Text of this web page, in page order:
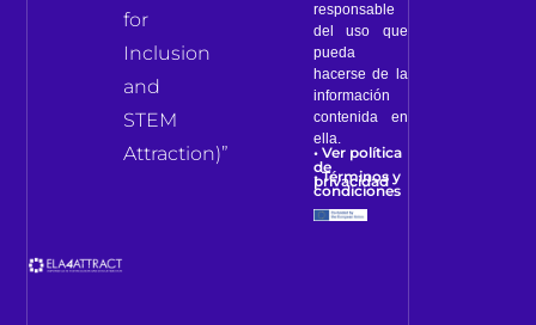
for
Inclusion
and
STEM
Attraction)”
responsable
del uso que
pueda
hacerse de la
información
contenida en
ella.
• Ver política
de
privacidad
• Términos y
condiciones